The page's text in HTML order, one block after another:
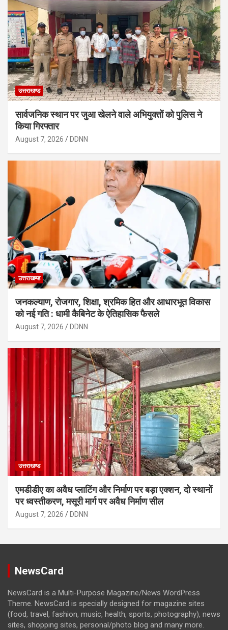
उत्तराखण्ड
सार्वजनिक स्थान पर जुआ खेलने वाले अभियुक्तों को पुलिस ने
किया गिरफ्तार
August 7, 2026 DDNN
उत्तराखण्ड
जनकल्याण, रोजगार, शिक्षा, श्रमिक हित और आधारभूत विकास
को नई गति : धामी कैबिनेट के ऐतिहासिक फैसले
August 7, 2026 DDNN
उत्तराखण्ड
एमडीडीए का अवैध प्लाटिंग और निर्माण पर बड़ा एक्शन, दो स्थानों
पर ध्वस्तीकरण, मसूरी मार्ग पर अवैध निर्माण सील
August 7, 2026 DDNN
NewsCard
NewsCard is a Multi-Purpose Magazine/News WordPress
Theme. NewsCard is specially designed for magazine sites
(food, travel, fashion, music, health, sports, photography), news
sites, shopping sites, personal/photo blog and many more.